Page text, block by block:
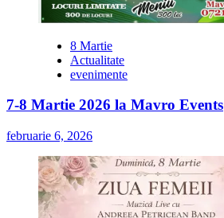
8 Martie
Actualitate
evenimente
7-8 Martie 2026 la Mavro Events
februarie 6, 2026